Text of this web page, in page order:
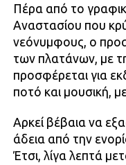
Πέρα από το
Αναστασίου που
νεόνυμφους, ο
των πλατάνων, με
προσφέρεται για
ποτό και μουσική,
Αρκεί βέβαια να
άδεια από την
Έτσι, λίγα λεπτά